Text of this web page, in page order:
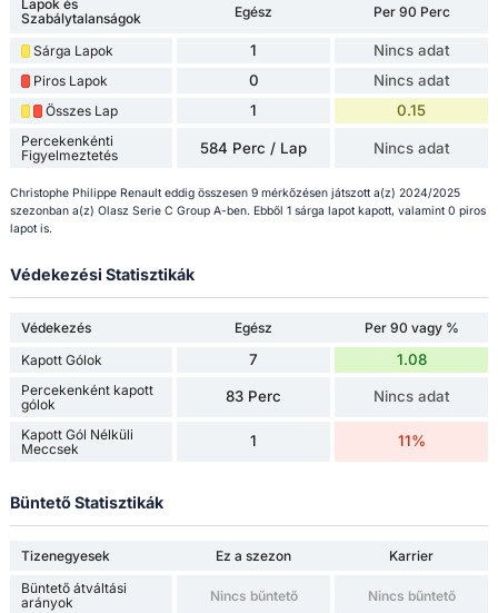
Lapok és
Szabálytalanságok
Egész Per 90 Perc
Sárga Lapok 1 Nincs adat
Piros Lapok 0 Nincs adat
Összes Lap 1 0.15
Percekenkénti
Figyelmeztetés
584 Perc / Lap Nincs adat
Christophe Philippe Renault eddig összesen 9 mérkőzésen játszott a(z) 2024/2025
szezonban a(z) Olasz Serie C Group A-ben. Ebből 1 sárga lapot kapott, valamint 0 piros
lapot is.
Védekezési Statisztikák
Védekezés Egész
Per 90 vagy %
Kapott Gólok
7 1.08
Percekenként kapott
gólok
83 Perc Nincs adat
Kapott Gól Nélküli
Meccsek
1 11%
Büntető Statisztikák
Tizenegyesek Ez a szezon
Karrier
Büntető átváltási
arányok
Nincs bűntető Nincs bűntető